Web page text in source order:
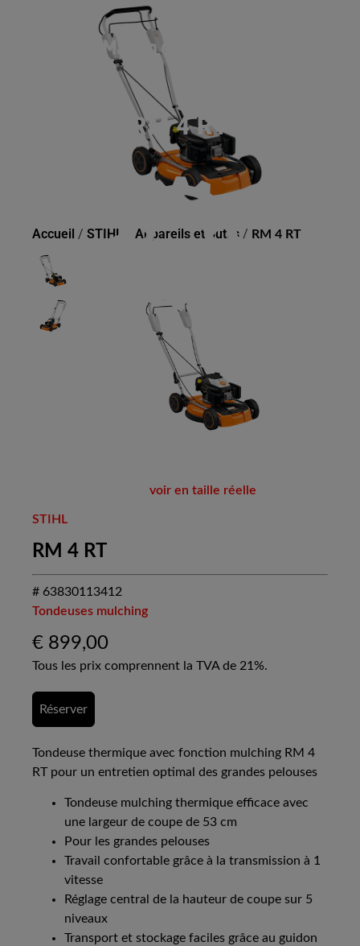
RM 4 RT
Accueil / STIHL Appareils et outils / RM 4 RT
voir en taille réelle
STIHL
RM 4 RT
# 63830113412
Tondeuses mulching
€ 899,00
Tous les prix comprennent la TVA de 21%.
Réserver
Tondeuse thermique avec fonction mulching RM 4
RT pour un entretien optimal des grandes pelouses
Tondeuse mulching thermique efficace avec
une largeur de coupe de 53 cm
Pour les grandes pelouses
Travail confortable grâce à la transmission à 1
vitesse
Réglage central de la hauteur de coupe sur 5
niveaux
Transport et stockage faciles grâce au guidon